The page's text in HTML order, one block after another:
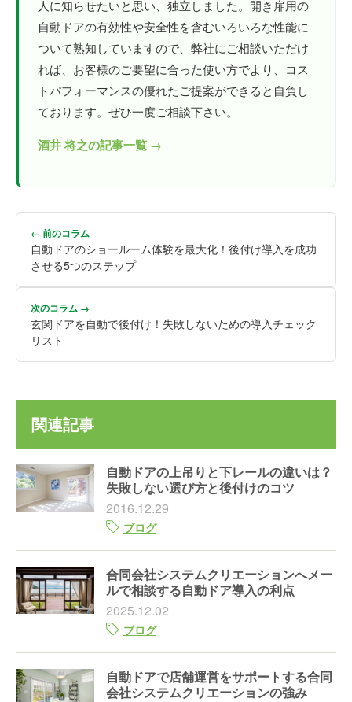
人に知らせたいと思い、独立しました。開き扉用の
自動ドアの有効性や安全性を含むいろいろな性能に
ついて熟知していますので、弊社にご相談いただけ
れば、お客様のご要望に合った使い方でより、コス
トパフォーマンスの優れたご提案ができると自負し
ております。ぜひ一度ご相談下さい。
酒井 将之の記事一覧 →
← 前のコラム
自動ドアのショールーム体験を最大化！後付け導入を成功
させる5つのステップ
次のコラム →
玄関ドアを自動で後付け！失敗しないための導入チェック
リスト
関連記事
自動ドアの上吊りと下レールの違いは？
失敗しない選び方と後付けのコツ
2016.12.29
ブログ
合同会社システムクリエーションへメー
ルで相談する自動ドア導入の利点
2025.12.02
ブログ
自動ドアで店舗運営をサポートする合同
会社システムクリエーションの強み